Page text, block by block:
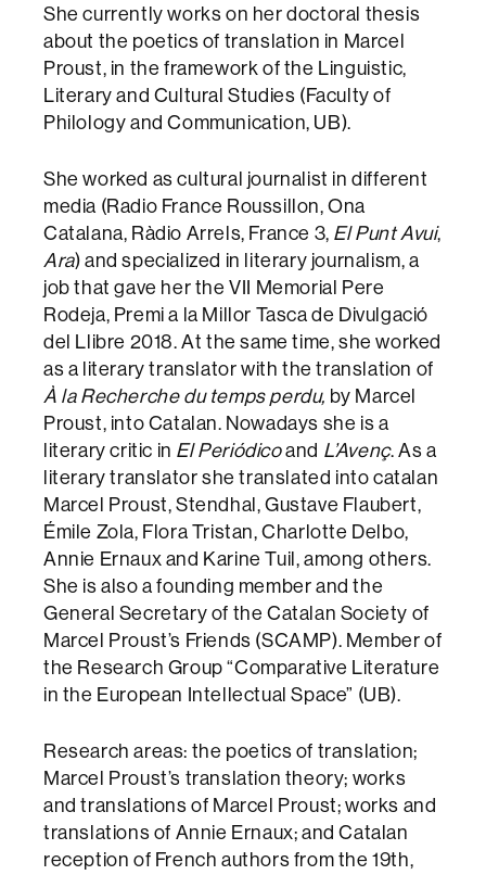
She currently works on her doctoral thesis
about the poetics of translation in Marcel
Proust, in the framework of the Linguistic,
Literary and Cultural Studies (Faculty of
Philology and Communication, UB).
She worked as cultural journalist in different
media (Radio France Roussillon, Ona
Catalana, Ràdio Arrels, France 3, El Punt Avui,
Ara) and specialized in literary journalism, a
job that gave her the VII Memorial Pere
Rodeja, Premi a la Millor Tasca de Divulgació
del Llibre 2018. At the same time, she worked
as a literary translator with the translation of
À la Recherche du temps perdu, by Marcel
Proust, into Catalan. Nowadays she is a
literary critic in El Periódicoand L’Avenç. As a
literary translator she translated into catalan
Marcel Proust, Stendhal, Gustave Flaubert,
Émile Zola, Flora Tristan, Charlotte Delbo,
Annie Ernaux and Karine Tuil, among others.
She is also a founding member and the
General Secretary of the Catalan Society of
Marcel Proust’s Friends (SCAMP). Member of
the Research Group “Comparative Literature
in the European Intellectual Space” (UB).
Research areas: the poetics of translation;
Marcel Proust’s translation theory; works
and translations of Marcel Proust; works and
translations of Annie Ernaux; and Catalan
reception of French authors from the 19th,